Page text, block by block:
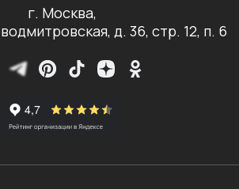
г. Москва,
д. 36, стр. 12, п. 6